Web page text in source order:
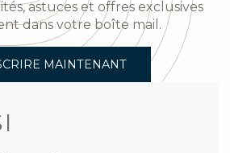
astuces et offres exclusives
dans votre boîte mail.
MAINTENANT